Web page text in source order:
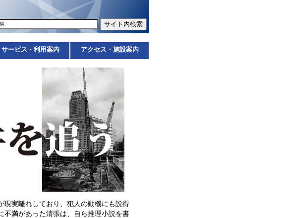
現実離れしており、犯人の動機にも説得
満があった清張は、自ら推理小説を書
サービス・利用案内 アクセス・施設案内